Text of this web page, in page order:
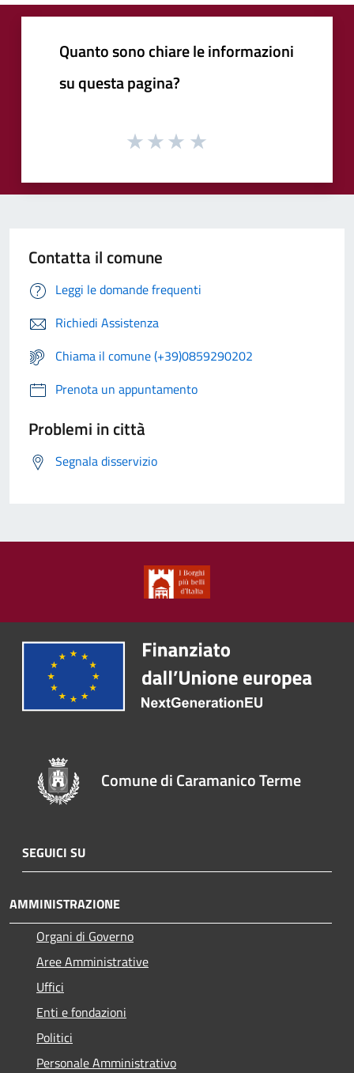
Quanto sono chiare le informazioni
su questa pagina?
Contatta il comune
Leggi le domande frequenti
Richiedi Assistenza
Chiama il comune (+39)0859290202
Prenota un appuntamento
Problemi in città
Segnala disservizio
Comune di Caramanico Terme
SEGUICI SU
AMMINISTRAZIONE
Organi di Governo
Aree Amministrative
Uffici
Enti e fondazioni
Politici
Personale Amministrativo